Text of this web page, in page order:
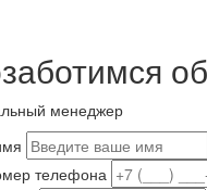
менеджер
телефона